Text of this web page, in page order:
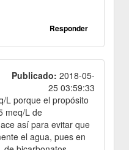
Responder
Publicado: 2018-05-
25 03:59:33
L porque el propósito
meq/L de
así para evitar que
el agua, pues en